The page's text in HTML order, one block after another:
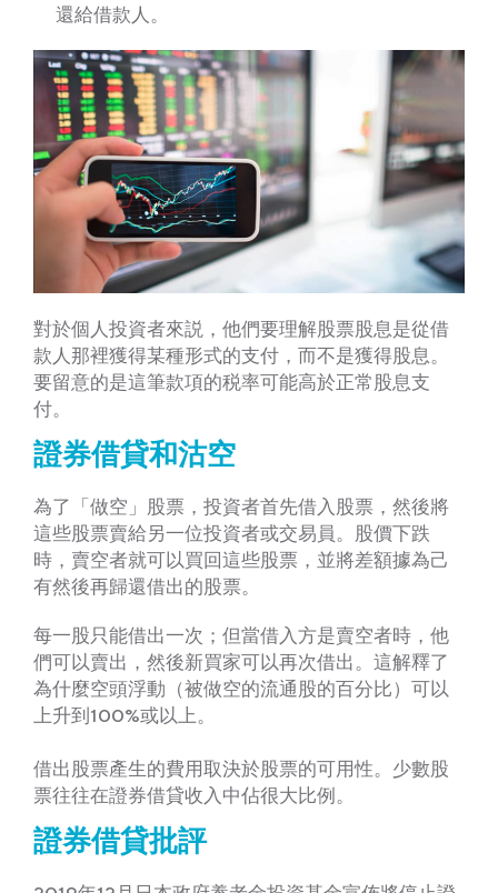
還給借款人。
對於個人投資者來説，他們要理解股票股息是從借
款人那裡獲得某種形式的支付，而不是獲得股息。
要留意的是這筆款項的税率可能高於正常股息支
付。
證券借貸和沽空
為了「做空」股票，投資者首先借入股票，然後將
這些股票賣給另一位投資者或交易員。股價下跌
時，賣空者就可以買回這些股票，並將差額據為己
有然後再歸還借出的股票。
每一股只能借出一次；但當借入方是賣空者時，他
們可以賣出，然後新買家可以再次借出。這解釋了
為什麼空頭浮動（被做空的流通股的百分比）可以
上升到100%或以上。
借出股票產生的費用取決於股票的可用性。少數股
票往往在證券借貸收入中佔很大比例。
證券借貸批評